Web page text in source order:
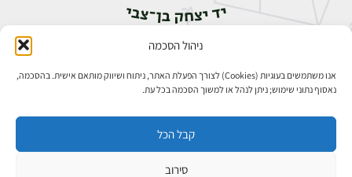
ניהול הסכמה
אנו משתמשים בעוגיות (Cookies) לצורך הפעלת האתר, ניתוח ושיווק מותאם אישית. בהסכמה,
נאסוף נתוני שימוש; ניתן לנהל או למשוך הסכמה בכל עת.
קבל הכל
סירוב
אבן גבירול 14, רחביה, ירושלים